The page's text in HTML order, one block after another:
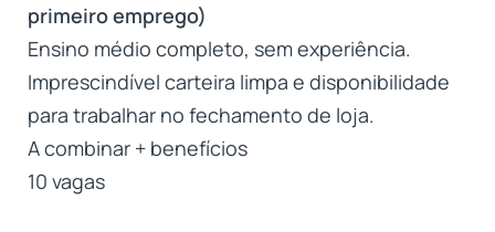
primeiro emprego)
Ensino médio completo, sem experiência.
Imprescindível carteira limpa e disponibilidade
para trabalhar no fechamento de loja.
A combinar + benefícios
10 vagas